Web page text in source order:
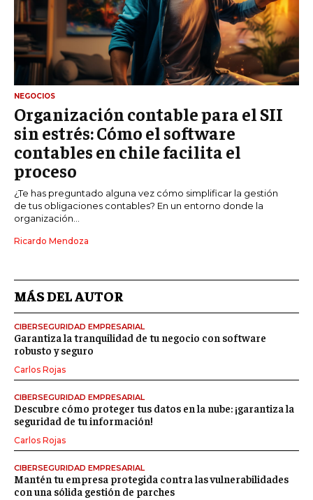
NEGOCIOS
Organización contable para el SII
sin estrés: Cómo el software
contables en chile facilita el
proceso
¿Te has preguntado alguna vez cómo simplificar la gestión
de tus obligaciones contables? En un entorno donde la
organización...
Ricardo Mendoza
MÁS DEL AUTOR
CIBERSEGURIDAD EMPRESARIAL
Garantiza la tranquilidad de tu negocio con software
robusto y seguro
Carlos Rojas
CIBERSEGURIDAD EMPRESARIAL
Descubre cómo proteger tus datos en la nube: ¡garantiza la
seguridad de tu información!
Carlos Rojas
CIBERSEGURIDAD EMPRESARIAL
Mantén tu empresa protegida contra las vulnerabilidades
con una sólida gestión de parches